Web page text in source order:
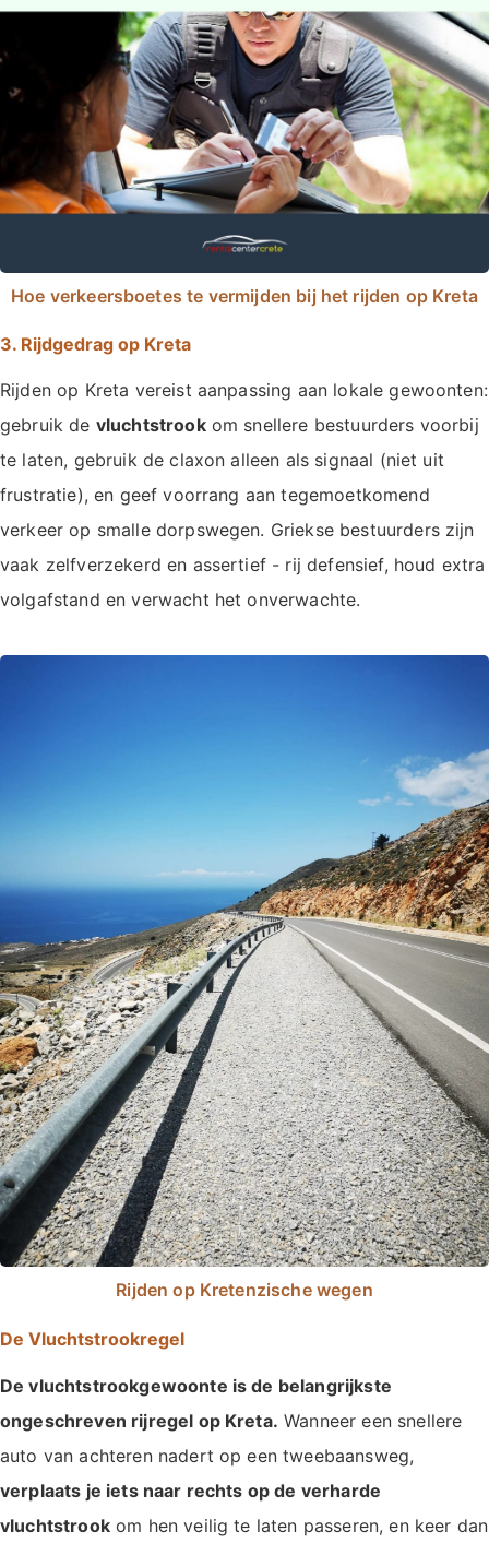
Hoe verkeersboetes te vermijden bij het rijden op Kreta
3. Rijdgedrag op Kreta
Rijden op Kreta vereist aanpassing aan lokale gewoonten:
gebruik de vluchtstrookom snellere bestuurders voorbij
te laten, gebruik de claxon alleen als signaal (niet uit
frustratie), en geef voorrang aan tegemoetkomend
verkeer op smalle dorpswegen. Griekse bestuurders zijn
vaak zelfverzekerd en assertief - rij defensief, houd extra
volgafstand en verwacht het onverwachte.
Rijden op Kretenzische wegen
De Vluchtstrookregel
De vluchtstrookgewoonte is de belangrijkste
ongeschreven rijregel op Kreta. Wanneer een snellere
auto van achteren nadert op een tweebaansweg,
verplaats je iets naar rechts op de verharde
vluchtstrookom hen veilig te laten passeren, en keer dan